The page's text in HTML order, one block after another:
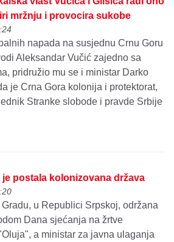
mržnju i provocira sukobe
napada na susjednu Crnu Goru
Aleksandar Vučić zajedno sa
pridružio mu se i ministar Darko
je Crna Gora kolonija i protektorat,
Stranke slobode i pravde Srbije
je postala kolonizovana država
u Republici Srpskoj, održana
Dana sjećanja na žrtve
a ministar za javna ulaganja